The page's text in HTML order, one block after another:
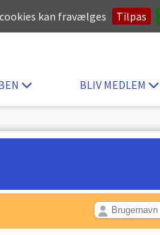
kan fravælges Tilpas
BLIV MEDLEM